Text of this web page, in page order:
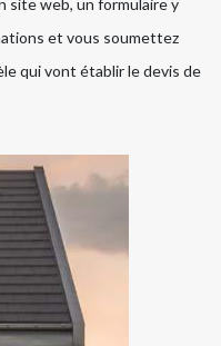
site web, un formulaire y
et vous soumettez
qui vont établir le devis de